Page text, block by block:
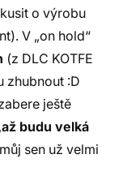
o výrobu
V „on hold“
(z DLC KOTFE
zhubnout :D
ještě
až budu velká
sen už velmi